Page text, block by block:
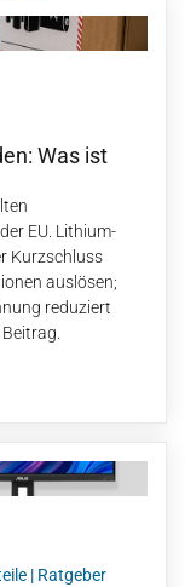
Was ist
EU. Lithium-
Kurzschluss
auslösen;
reduziert
| Ratgeber